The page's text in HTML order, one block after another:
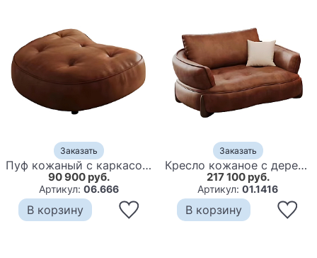
Заказать
Пуф кожаный с каркасом из массива дерева Medieval Furniture
90 900 руб.
Артикул:06.666
В корзину
Заказать
Кресло кожаное с деревянным каркасом Medieval Furniture
217 100 руб.
Артикул:01.1416
В корзину